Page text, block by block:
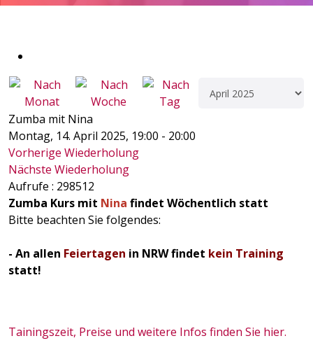
Zumba mit Nina
Montag, 14. April 2025, 19:00 - 20:00
Vorherige Wiederholung
Nächste Wiederholung
Aufrufe : 298512
Zumba Kurs mit Nina findet Wöchentlich statt
Bitte beachten Sie folgendes:
- An allen Feiertagen in NRW findet kein Training
statt!
Tainingszeit, Preise und weitere Infos finden Sie hier.